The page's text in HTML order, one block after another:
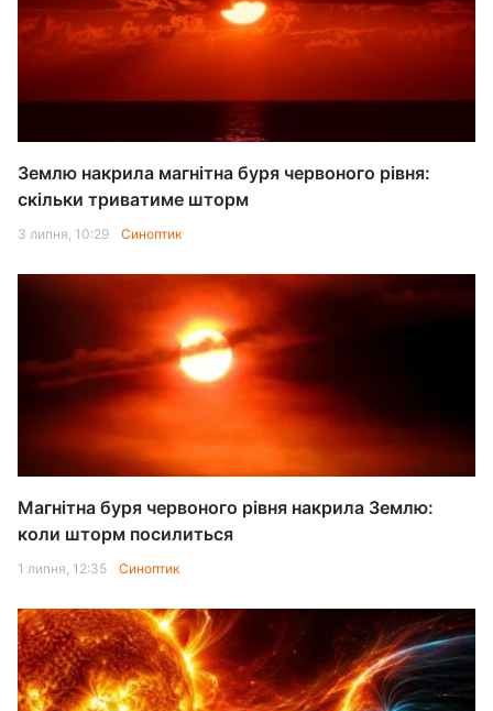
Землю накрила магнітна буря червоного рівня:
скільки триватиме шторм
3 липня, 10:29 Синоптик
Магнітна буря червоного рівня накрила Землю:
коли шторм посилиться
1 липня, 12:35 Синоптик